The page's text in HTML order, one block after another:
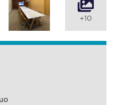
+10